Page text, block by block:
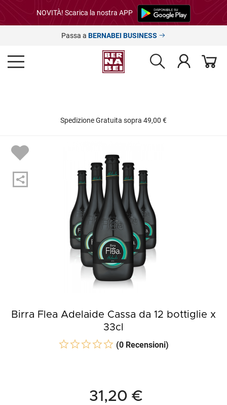
NOVITÀ! Scarica la nostra APP
Passa a BERNABEI BUSINESS
Spedizione Gratuita sopra 49,00 €
Birra Flea Adelaide Cassa da 12 bottiglie x
33cl
(0 Recensioni)
31,20 €